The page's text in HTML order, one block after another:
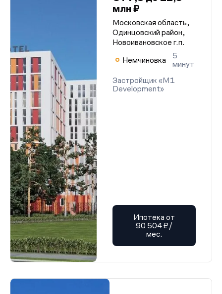
млн ₽
Московская область,
Одинцовский район,
Новоивановское г.п.
Немчиновка
5
минут
Застройщик «M1
Development»
Ипотека от
90 504 ₽/
мес.